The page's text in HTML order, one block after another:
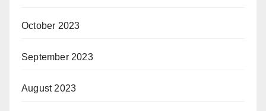
October 2023
September 2023
August 2023